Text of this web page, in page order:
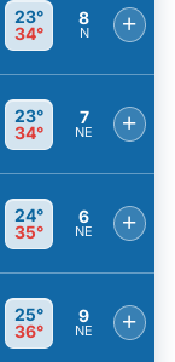
23°
34°
8
N +
23°
34°
7
NE +
24°
35°
6
NE +
25°
36°
9
NE +